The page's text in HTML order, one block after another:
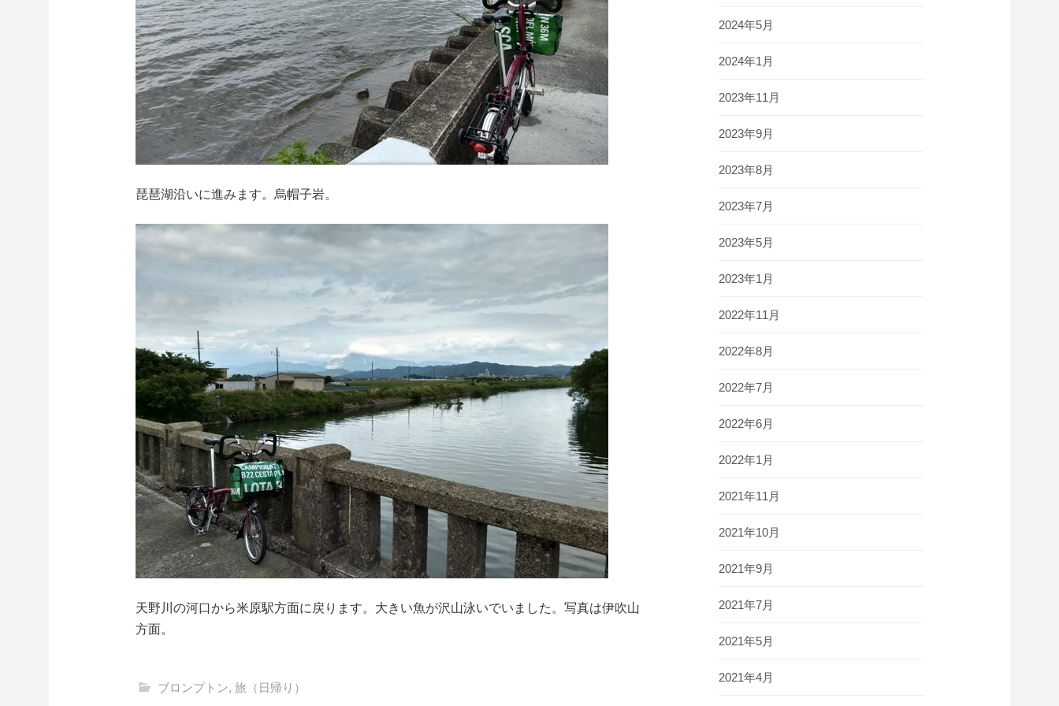
琵琶湖沿いに進みます。烏帽子岩。
天野川の河口から米原駅方面に戻ります。大きい魚が沢山泳いでいました。写真は伊吹山
方面。
ブロンプトン, 旅（日帰り）
2024年5月
2024年1月
2023年11月
2023年9月
2023年8月
2023年7月
2023年5月
2023年1月
2022年11月
2022年8月
2022年7月
2022年6月
2022年1月
2021年11月
2021年10月
2021年9月
2021年7月
2021年5月
2021年4月